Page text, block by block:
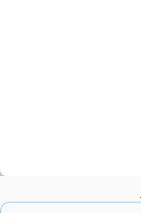
presidit aquest
Santes de